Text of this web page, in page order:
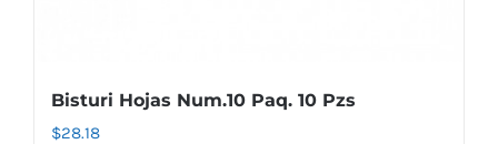
Bisturi Hojas Num.10 Paq. 10 Pzs
$28.18